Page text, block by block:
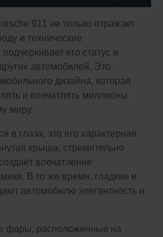
911 не только отражает
и технические
его статус и
автомобилей. Это
дизайна, которая
и впечатлять миллионы
миру.
в глаза, это его характерная
крыша, стремительно
впечатление
В то же время, гладкие и
автомобилю элегантность и
фары, расположенные на